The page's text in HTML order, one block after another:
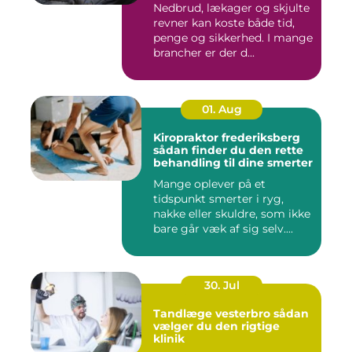
Nedbrud, lækager og skjulte
revner kan koste både tid,
penge og sikkerhed. I mange
brancher er der d...
01. Aug
Kiropraktor frederiksberg
sådan finder du den rette
behandling til dine smerter
Mange oplever på et
tidspunkt smerter i ryg,
nakke eller skuldre, som ikke
bare går væk af sig selv....
30. Jul
Tandlæge vesterbro sådan
vælger du den rigtige
klinik